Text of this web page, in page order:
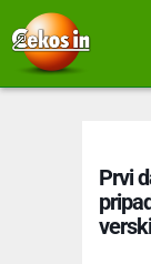
Prvi